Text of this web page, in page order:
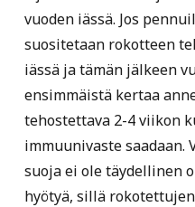
vuoden iässä. Jos
suositetaan rokotteen
iässä ja tämän jälkeen
ensimmäistä kertaa
tehostettava 2-4 viikon
immuunivaste saadaan.
suoja ei ole täydellinen
hyötyä, sillä